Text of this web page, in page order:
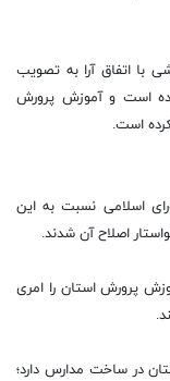
آموزشی با اتفاق آرا به تصویب
است و آموزش پرورش
است.
از اعضای شورای اسلامی نسبت به این
اصلاح آن شدند.
پرورش استان را امری
در ساخت مدارس دارد؛